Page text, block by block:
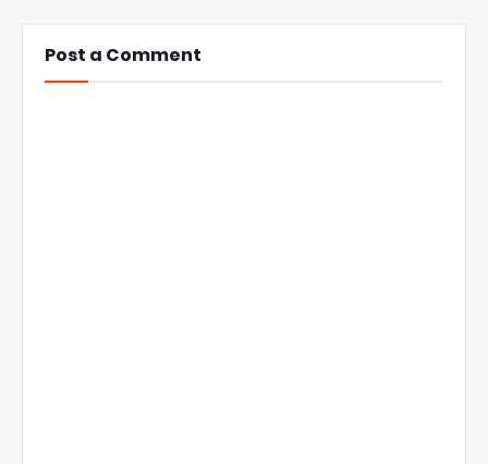
Post a Comment